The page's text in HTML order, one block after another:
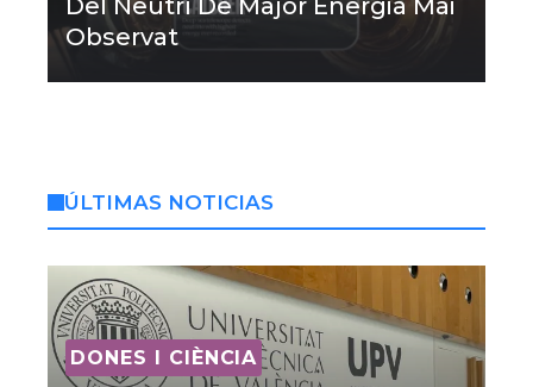
Del Neutrí De Major Energia Mai
Observat
ÚLTIMAS NOTICIAS
DONES I CIÈNCIA